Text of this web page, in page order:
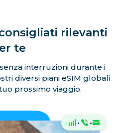
rilevanti
te
interruzioni durante i
diversi piani eSIM globali
prossimo viaggio.
· ·